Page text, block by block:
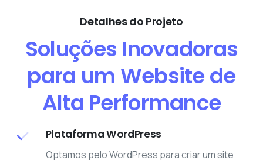
Detalhes do Projeto
Soluções Inovadoras
para um Website de
Alta Performance
Plataforma WordPress
Optamos pelo WordPress para criar um site